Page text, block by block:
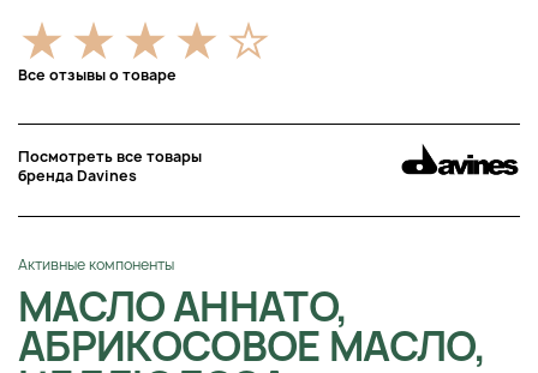
Все отзывы о товаре
Посмотреть все товары
бренда Davines
Активные компоненты
МАСЛО АННАТО,
АБРИКОСОВОЕ МАСЛО,